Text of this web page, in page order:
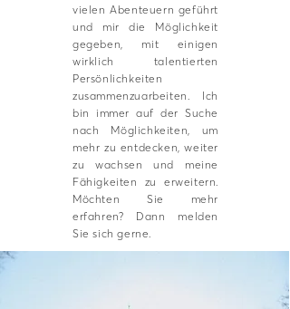
vielen Abenteuern geführt
und mir die Möglichkeit
gegeben, mit einigen
wirklich talentierten
Persönlichkeiten
zusammenzuarbeiten. Ich
bin immer auf der Suche
nach Möglichkeiten, um
mehr zu entdecken, weiter
zu wachsen und meine
Fähigkeiten zu erweitern.
Möchten Sie mehr
erfahren? Dann melden
Sie sich gerne.